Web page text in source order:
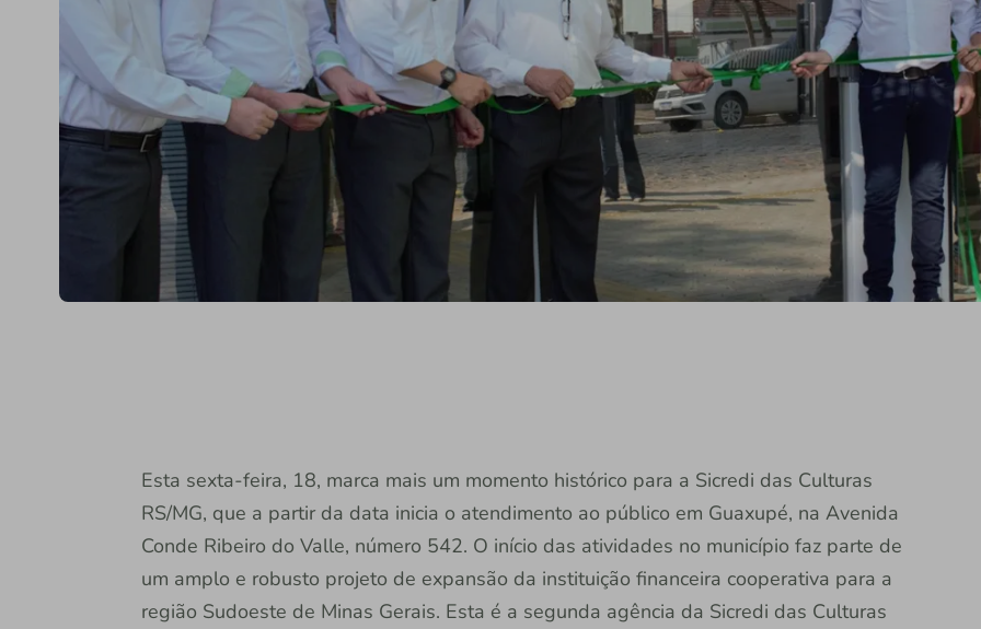
Esta sexta-feira, 18, marca mais um momento histórico para a Sicredi das Culturas
RS/MG, que a partir da data inicia o atendimento ao público em Guaxupé, na Avenida
Conde Ribeiro do Valle, número 542. O início das atividades no município faz parte de
um amplo e robusto projeto de expansão da instituição financeira cooperativa para a
região Sudoeste de Minas Gerais. Esta é a segunda agência da Sicredi das Culturas